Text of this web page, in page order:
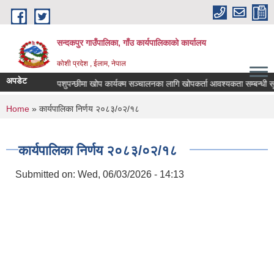
Skip to main content
सन्दकपुर गाउँपालिका, गाँउ कार्यपालिकाको कार्यालय
कोशी प्रदेश , ईलाम, नेपाल
अपडेट पशुपन्छीमा खोप कार्यक्म सञ्चालनका लागि खोपकर्ता आवश्यकता सम्बन्धी सूचना
You are here
Home » कार्यपालिका निर्णय २०८३/०२/१८
कार्यपालिका निर्णय २०८३/०२/१८
Submitted on: Wed, 06/03/2026 - 14:13